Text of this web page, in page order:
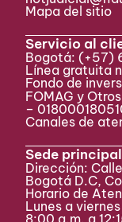
Mapa del sitio
Servicio al
Bogotá: (+57)
Línea gratuita
Fondo de
FOMAG y
–
Canales de
Sede principal
Dirección:
Bogotá D.C,
Horario de
Lunes a viernes